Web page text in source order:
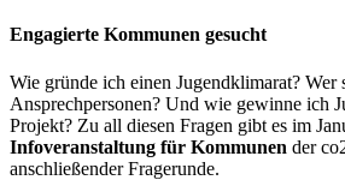
Engagierte Kommunen gesucht
Wie gründe ich einen Jugendklimarat? Wer
Ansprechpersonen? Und wie gewinne ich
Projekt? Zu all diesen Fragen gibt es im
Infoveranstaltung für Kommunen der
anschließender Fragerunde.